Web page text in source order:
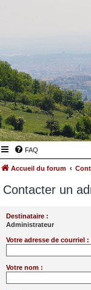
FAQ
Accueil du forum
Contacter un
Destinataire :
Administrateur
Votre adresse de courriel :
Votre nom :